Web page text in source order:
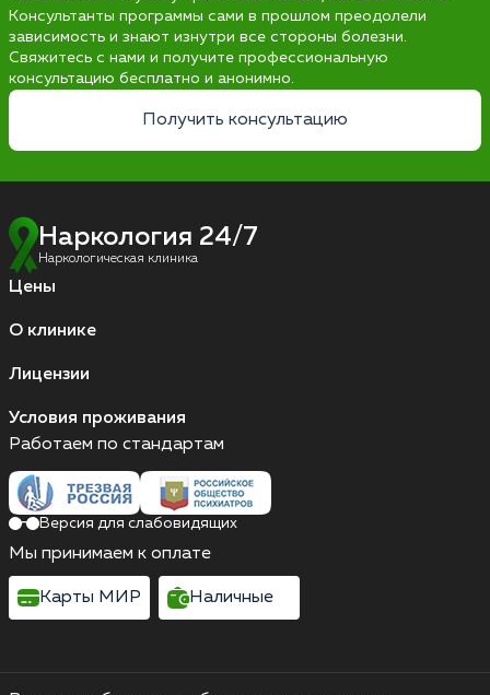
Консультанты программы сами в прошлом преодолели
зависимость и знают изнутри все стороны болезни.
Свяжитесь с нами и получите профессиональную
консультацию бесплатно и анонимно.
Получить консультацию
Наркология 24/7
Наркологическая клиника
Цены
О клинике
Лицензии
Условия проживания
Работаем по стандартам
Версия для слабовидящих
Мы принимаем к оплате
Карты МИР Наличные